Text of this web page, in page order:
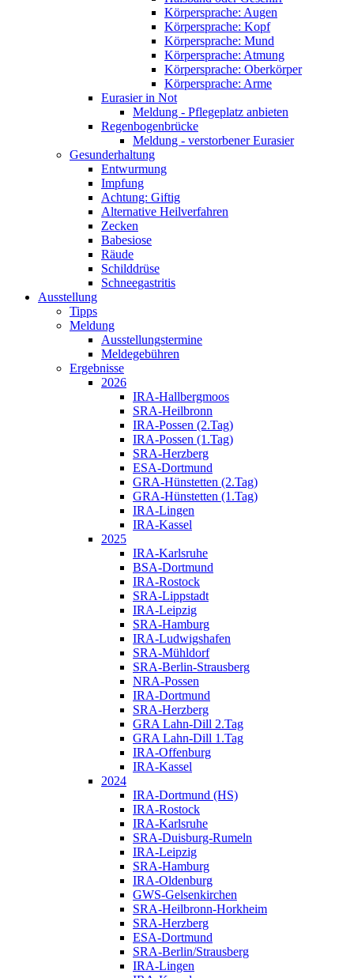
Körpersprache: Augen
Körpersprache: Kopf
Körpersprache: Mund
Körpersprache: Atmung
Körpersprache: Oberkörper
Körpersprache: Arme
Eurasier in Not
Meldung - Pflegeplatz anbieten
Regenbogenbrücke
Meldung - verstorbener Eurasier
Gesunderhaltung
Entwurmung
Impfung
Achtung: Giftig
Alternative Heilverfahren
Zecken
Babesiose
Räude
Schilddrüse
Schneegastritis
Ausstellung
Tipps
Meldung
Ausstellungstermine
Meldegebühren
Ergebnisse
2026
IRA-Hallbergmoos
SRA-Heilbronn
IRA-Possen (2.Tag)
IRA-Possen (1.Tag)
SRA-Herzberg
ESA-Dortmund
GRA-Hünstetten (2.Tag)
GRA-Hünstetten (1.Tag)
IRA-Lingen
IRA-Kassel
2025
IRA-Karlsruhe
BSA-Dortmund
IRA-Rostock
SRA-Lippstadt
IRA-Leipzig
SRA-Hamburg
IRA-Ludwigshafen
SRA-Mühldorf
SRA-Berlin-Strausberg
NRA-Possen
IRA-Dortmund
SRA-Herzberg
GRA Lahn-Dill 2.Tag
GRA Lahn-Dill 1.Tag
IRA-Offenburg
IRA-Kassel
2024
IRA-Dortmund (HS)
IRA-Rostock
IRA-Karlsruhe
SRA-Duisburg-Rumeln
IRA-Leipzig
SRA-Hamburg
IRA-Oldenburg
GWS-Gelsenkirchen
SRA-Heilbronn-Horkheim
SRA-Herzberg
ESA-Dortmund
SRA-Berlin/Strausberg
IRA-Lingen